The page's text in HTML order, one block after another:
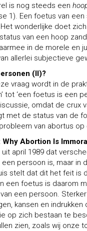
is nog steeds een
1). Een foetus van
wonderlijke doet
van een hoop
in de morele
allerlei subjectieve
(II)?
vraag wordt in de
tot ‘een foetus is een
omdat de crux
met de status van de
van abortus
Why Abortion Is
april 1989 dat
persoon is, maar in
stelt dat dit het feit is
een foetus is daarom
een persoon.
kansen en
op zich bestaan te
zien, zoals wij onze